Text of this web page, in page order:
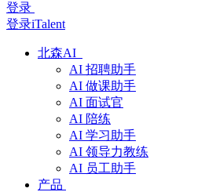
登录
登录iTalent
北森AI
AI 招聘助手
AI 做课助手
AI 面试官
AI 陪练
AI 学习助手
AI 领导力教练
AI 员工助手
产品